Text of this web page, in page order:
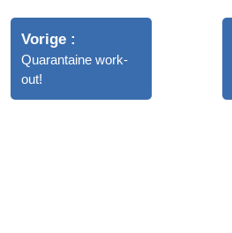
Vorige
Quarantaine work-
out!